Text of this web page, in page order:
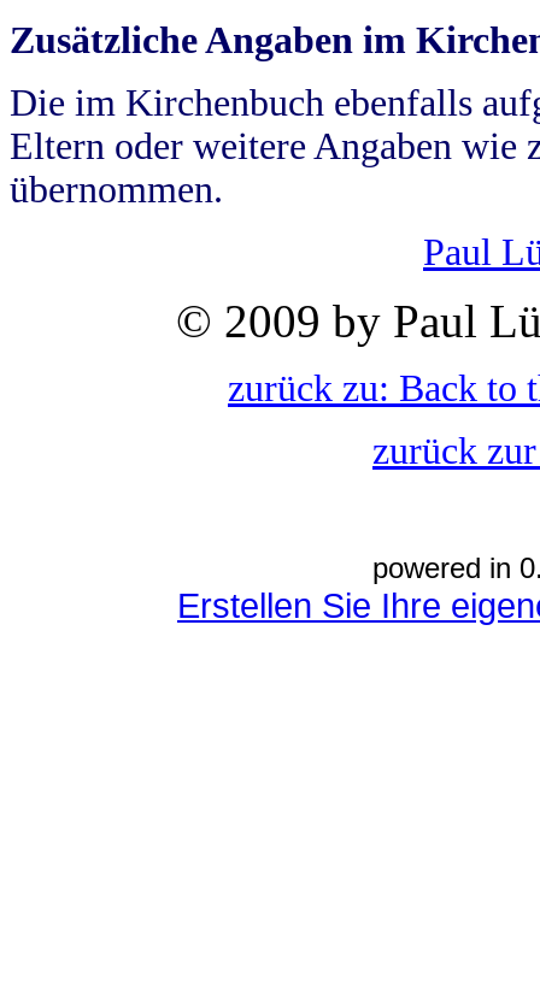
Zusätzliche Angaben im
Die im Kirchenbuch ebenfalls
Eltern oder weitere Angaben wie
übernommen.
Paul
© 2009 by Paul
zurück zu: Back to
zurück
powered in
Erstellen Sie Ihre